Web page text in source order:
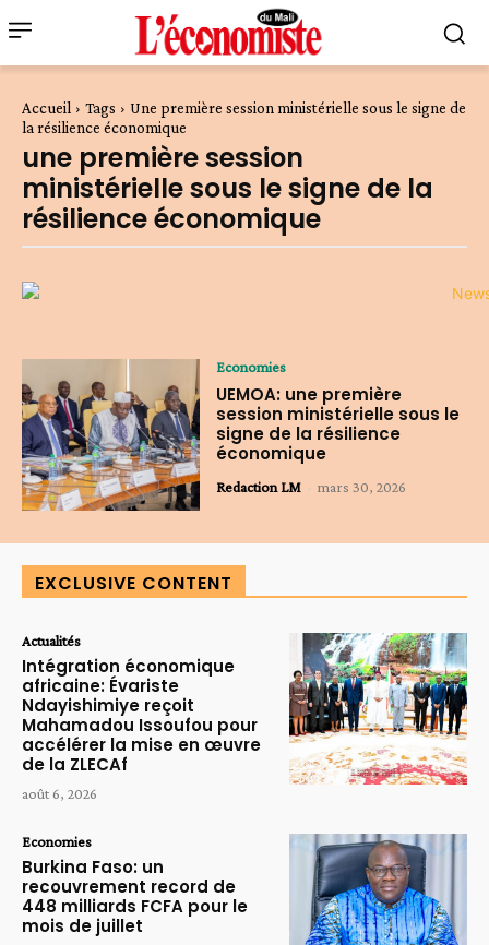
Accueil Tags
Une première session ministérielle sous le signe de
la résilience économique
une première session
ministérielle sous le signe de la
résilience économique
Economies
UEMOA: une première
session ministérielle sous le
signe de la résilience
économique
Redaction LM - mars 30, 2026
EXCLUSIVE CONTENT
Actualités
Intégration économique
africaine: Évariste
Ndayishimiye reçoit
Mahamadou Issoufou pour
accélérer la mise en œuvre
de la ZLECAf
août 6, 2026
Economies
Burkina Faso: un
recouvrement record de
448 milliards FCFA pour le
mois de juillet